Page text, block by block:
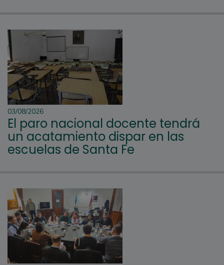
03/08/2026
El paro nacional docente tendrá
un acatamiento dispar en las
escuelas de Santa Fe